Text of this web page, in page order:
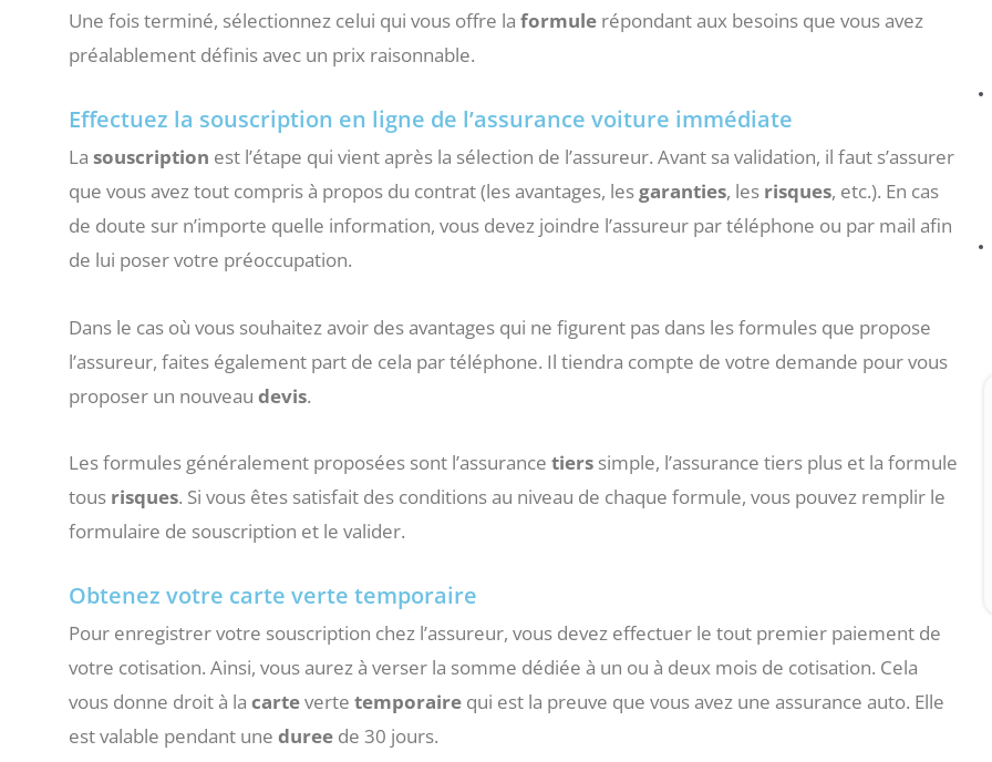
Une fois terminé, sélectionnez celui qui vous offre la formule répondant aux besoins que vous avez
préalablement définis avec un prix raisonnable.
Effectuez la souscription en ligne de l’assurance voiture immédiate
La souscription est l’étape qui vient après la sélection de l’assureur. Avant sa validation, il faut s’assurer
que vous avez tout compris à propos du contrat (les avantages, lesgaranties, les risques, etc.). En cas
de doute sur n’importe quelle information, vous devez joindre l’assureur par téléphone ou par mail afin
de lui poser votre préoccupation.
Dans le cas où vous souhaitez avoir des avantages qui ne figurent pas dans les formules que propose
l’assureur, faites également part de cela par téléphone. Il tiendra compte de votre demande pour vous
proposer un nouveau devis.
Les formules généralement proposées sont l’assurance tiers simple, l’assurance tiers plus et la formule
tous risques. Si vous êtes satisfait des conditions au niveau de chaque formule, vous pouvez remplir le
formulaire de souscription et le valider.
Obtenez votre carte verte temporaire
Pour enregistrer votre souscription chez l’assureur, vous devez effectuer le tout premier paiement de
votre cotisation. Ainsi, vous aurez à verser la somme dédiée à un ou à deux mois de cotisation. Cela
vous donne droit à la carteverte temporaire qui est la preuve que vous avez une assurance auto. Elle
est valable pendant une duree de 30 jours.